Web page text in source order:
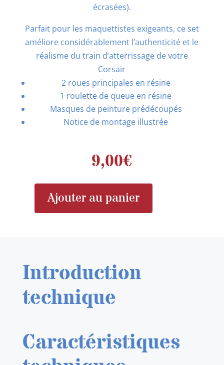
écrasées).
Parfait pour les maquettistes exigeants, ce set
améliore considérablement l’authenticité et le
réalisme du train d’atterrissage de votre
Corsair
2 roues principales en résine
1 roulette de queue en résine
Masques de peinture prédécoupés
Notice de montage illustrée
9,00€
quantité
POUR
Ajouter au panier
Introduction
technique
Caractéristiques